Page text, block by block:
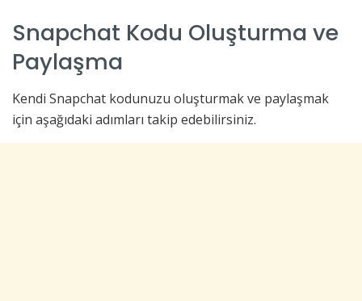
Snapchat Kodu Oluşturma ve
Paylaşma
Kendi Snapchat kodunuzu oluşturmak ve paylaşmak
için aşağıdaki adımları takip edebilirsiniz.